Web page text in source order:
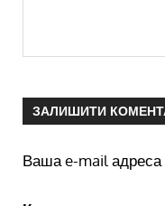
ЗАЛИШИТИ
Ваша e-mail